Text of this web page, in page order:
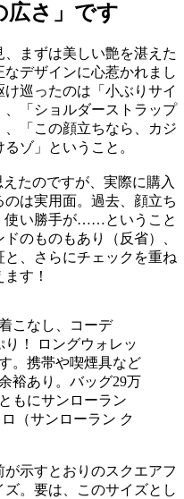
広さ」です
まずは美しい艶を湛えた
デザインに心惹かれまし
巡ったのは「小ぶりサイ
「ショルダーストラップ
「この顔立ちなら、カジ
ゾ」ということ。
たのですが、実際に購入
は実用面。過去、顔立ち
使い勝手が……ということ
のものもあり（反省）、
、さらにチェックを重ね
す！
！ ロングウォレッ
。携帯や喫煙具など
裕あり。バッグ29万
もにサンローラン
（サンローラン ク
示すとおりのスクエアフ
。要は、このサイズとし